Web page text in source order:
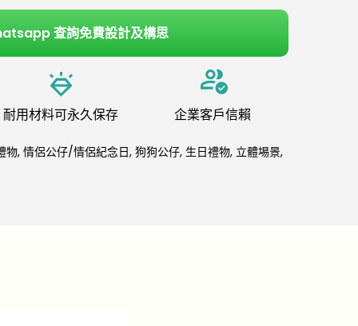
查詢免費設計及構思
耐用材料可永久保存 企業客戶信賴
物, 情侶公仔/情侶紀念日, 狗狗公仔, 生日禮物, 立體埸景,